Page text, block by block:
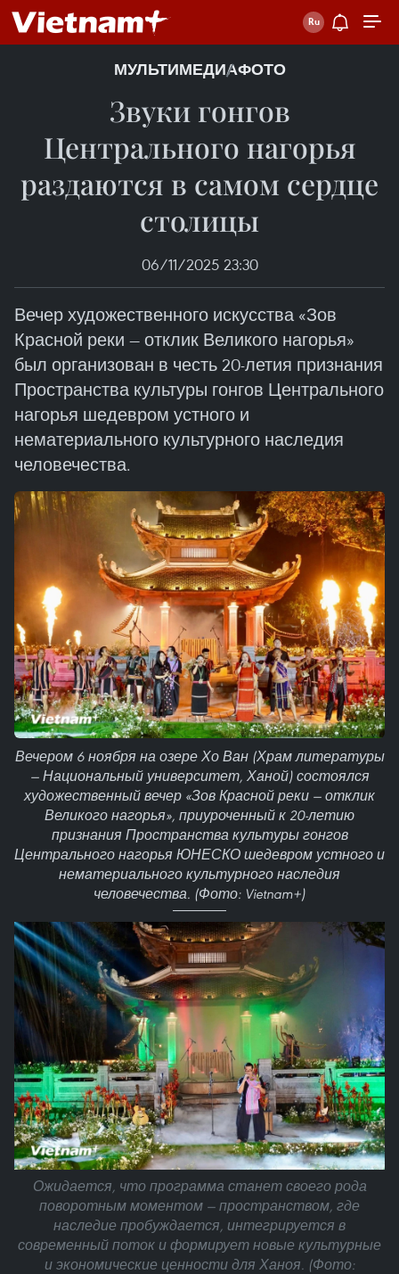
МУЛЬТИМЕДИАФОТО
Звуки гонгов
Центрального нагорья
раздаются в самом сердце
столицы
06/11/2025 23:30
Вечер художественного искусства «Зов
Красной реки — отклик Великого нагорья»
был организован в честь 20-летия признания
Пространства культуры гонгов Центрального
нагорья шедевром устного и
нематериального культурного наследия
человечества.
Вечером 6 ноября на озере Хо Ван (Храм литературы
— Национальный университет, Ханой) состоялся
художественный вечер «Зов Красной реки — отклик
Великого нагорья», приуроченный к 20-летию
признания Пространства культуры гонгов
Центрального нагорья ЮНЕСКО шедевром устного и
нематериального культурного наследия
человечества. (Фото: Vietnam+)
Ожидается, что программа станет своего рода
поворотным моментом — пространством, где
наследие пробуждается, интегрируется в
современный поток и формирует новые культурные
и экономические ценности для Ханоя. (Фото: